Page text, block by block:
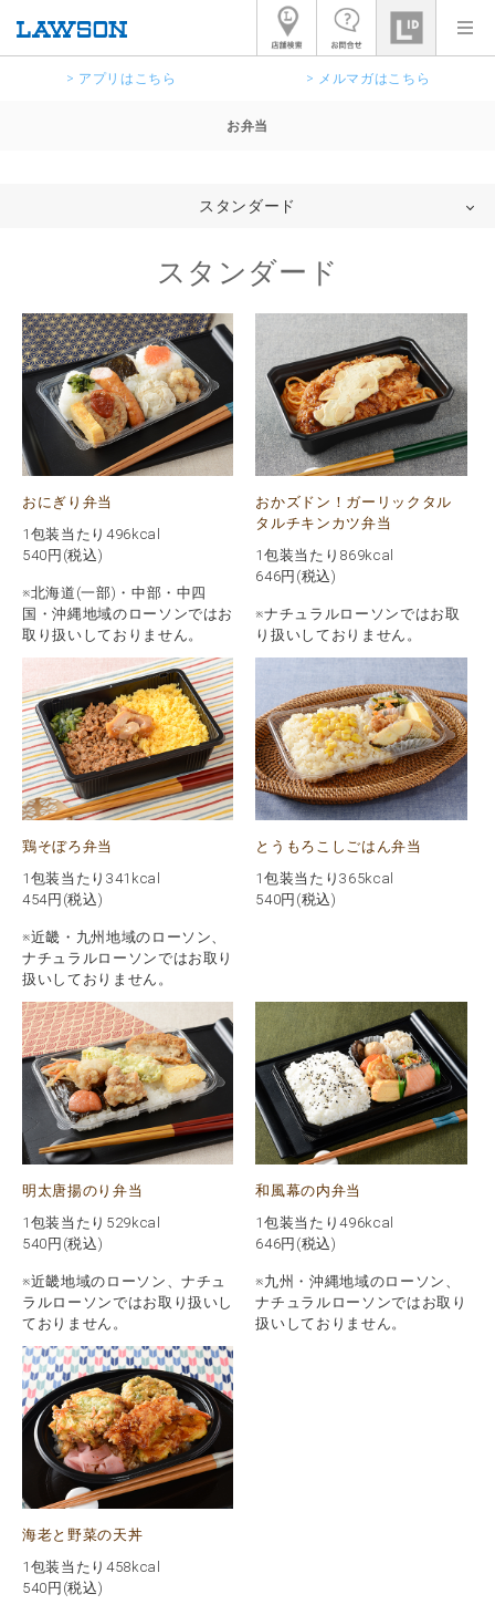
> アプリはこちら > メルマガはこちら
お弁当
スタンダード
スタンダード
おにぎり弁当
1包装当たり496kcal
540 円(税込)
※北海道(一部)・中部・中四
国・沖縄地域のローソンではお
取り扱いしておりません。
おかズドン！ガーリックタル
タルチキンカツ弁当
1包装当たり869kcal
646円(税込)
※ナチュラルローソンではお取
り扱いしておりません。
鶏そぼろ弁当
1包装当たり341kcal
454円(税込)
※近畿・九州地域のローソン、
ナチュラルローソンではお取り
扱いしておりません。
とうもろこしごはん弁当
1包装当たり365kcal
540円(税込)
明太唐揚のり弁当
1包装当たり529kcal
540 円(税込)
※近畿地域のローソン、ナチュ
ラルローソンではお取り扱いし
ておりません。
和風幕の内弁当
1包装当たり496kcal
646円(税込)
※九州・沖縄地域のローソン、
ナチュラルローソンではお取り
扱いしておりません。
海老と野菜の天丼
1包装当たり458kcal
540 円(税込)